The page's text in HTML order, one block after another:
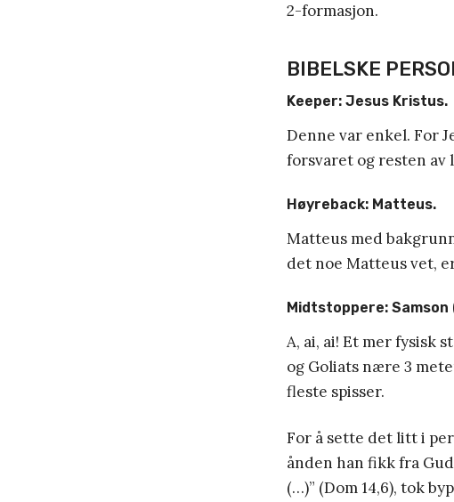
2-formasjon.
BIBELSKE
Keeper: Jesus Kristus.
Denne var enkel. For
forsvaret og resten av
Høyreback: Matteus.
Matteus med
det noe Matteus vet,
Midtstoppere:
A, ai, ai! Et mer fysisk
og Goliats nære 3
fleste spisser.
For å sette det litt i
ånden han fikk fra
(…)” (Dom 14,6), tok